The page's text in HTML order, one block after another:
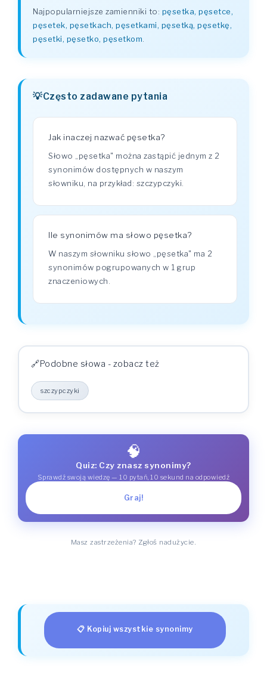
Najpopularniejsze zamienniki to: pęsetka, pęsetce,
pęsetek, pęsetkach, pęsetkami, pęsetką, pęsetkę,
pęsetki, pęsetko, pęsetkom
Często zadawane pytania
Jak inaczej nazwać pęsetka?
Słowo „pęsetka" można zastąpić jednym z 2
synonimów dostępnych w naszym
słowniku, na przykład: szczypczyki.
Ile synonimów ma słowo pęsetka?
W naszym słowniku słowo „pęsetka" ma 2
synonimów pogrupowanych w 1 grup
znaczeniowych.
Podobne słowa - zobacz też
szczypczyki
🧠
Quiz: Czy znasz synonimy?
Sprawdź swoją wiedzę — 10 pytań, 10 sekund na odpowiedź
Graj!
Masz zastrzeżenia? Zgłoś nadużycie.
📋 Kopiuj wszystkie synonimy